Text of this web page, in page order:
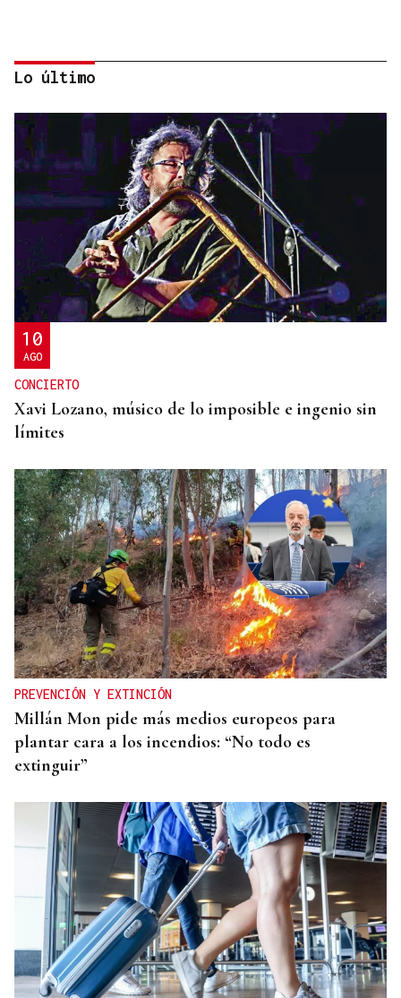
NO SE DESCARTAN MENORES DE EDAD
Ceuta investiga seis presuntas agresiones sexuales
a migrantes tras la entrada masiva
Lo último
10
AGO
CONCIERTO
Xavi Lozano, músico de lo imposible e ingenio sin
límites
PREVENCIÓN Y EXTINCIÓN
Millán Mon pide más medios europeos para
plantar cara a los incendios: “No todo es
extinguir”